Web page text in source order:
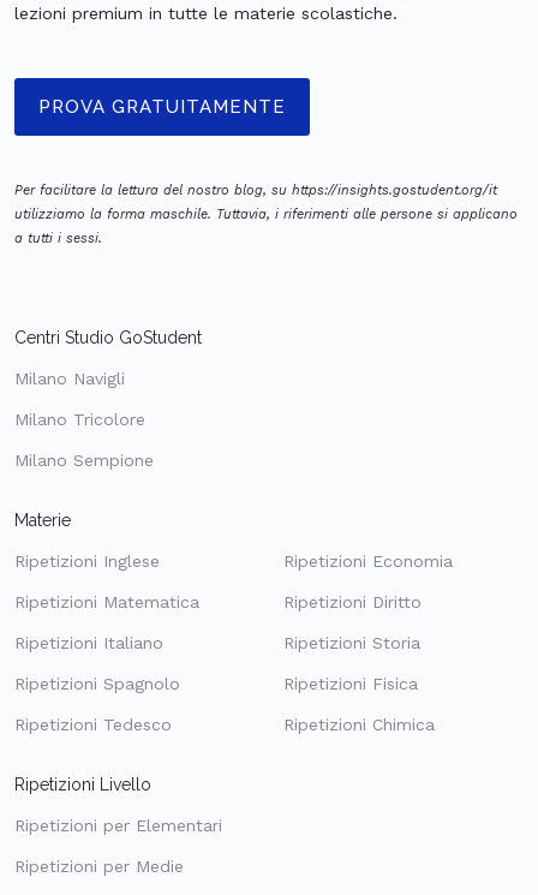
lezioni premium in tutte le materie scolastiche.
PROVA GRATUITAMENTE
Per facilitare la lettura del nostro blog, su https://insights.gostudent.org/it
utilizziamo la forma maschile. Tuttavia, i riferimenti alle persone si applicano
a tutti i sessi.
Centri Studio GoStudent
Milano Navigli
Milano Tricolore
Milano Sempione
Materie
Ripetizioni Inglese
Ripetizioni Matematica
Ripetizioni Italiano
Ripetizioni Spagnolo
Ripetizioni Tedesco
Ripetizioni Economia
Ripetizioni Diritto
Ripetizioni Storia
Ripetizioni Fisica
Ripetizioni Chimica
Ripetizioni Livello
Ripetizioni per Elementari
Ripetizioni per Medie